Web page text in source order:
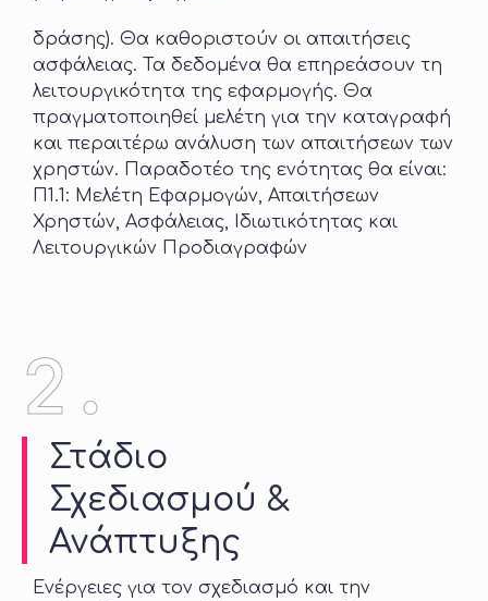
δράσης). Θα καθοριστούν οι απαιτήσεις
ασφάλειας. Τα δεδομένα θα επηρεάσουν τη
λειτουργικότητα της εφαρμογής. Θα
πραγματοποιηθεί μελέτη για την καταγραφή
και περαιτέρω ανάλυση των απαιτήσεων των
χρηστών. Παραδοτέο της ενότητας θα είναι:
Π1.1: Μελέτη Εφαρμογών, Απαιτήσεων
Χρηστών, Ασφάλειας, Ιδιωτικότητας και
Λειτουργικών Προδιαγραφών
2.
Στάδιο
Σχεδιασμού &
Ανάπτυξης
Ενέργειες για τον σχεδιασμό και την